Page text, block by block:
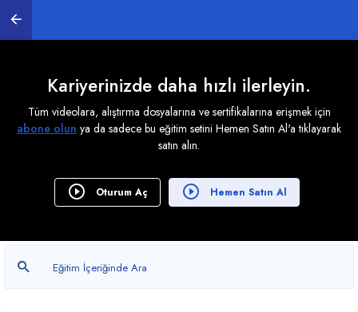
Kariyerinizde daha hızlı ilerleyin.
Tüm videolara, alıştırma dosyalarına ve sertifikalarına erişmek için
abone olun ya da sadece bu eğitim setini Hemen Satın Al'a tıklayarak
satın alın.
Oturum Aç Hemen Satın Al
Yatırım Fonları Hakkında Bilinmesi Gerekenler
07:06
En Bilinen Yatırım Araçları Nelerdir?
Bireysel Emeklilik Sistemi (BES)
Enflasyon-Deflasyon-Stagflasyon İle İlgili Örnekler
Portföy Nedir? Yatırım Dünyasında Bilmeniz
Gereken Temel Kavramlar